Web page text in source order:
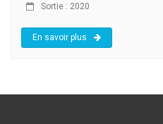
Sortie : 2020
En savoir plus